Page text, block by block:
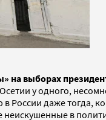
на выборах
у одного,
даже тогда,
в